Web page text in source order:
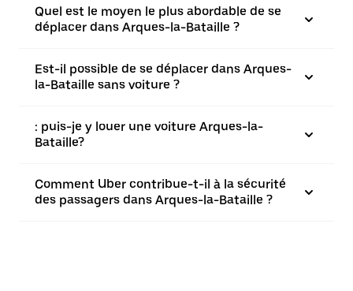
Quel est le moyen le plus abordable de se
déplacer dans Arques-la-Bataille ?
Est-il possible de se déplacer dans Arques-
la-Bataille sans voiture ?
: puis-je y louer une voiture Arques-la-
Bataille?
Comment Uber contribue-t-il à la sécurité
des passagers dans Arques-la-Bataille ?